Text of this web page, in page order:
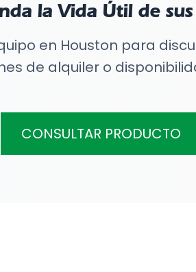
la Vida Útil de sus
en Houston para
de alquiler o
CONSULTAR PRODUCTO